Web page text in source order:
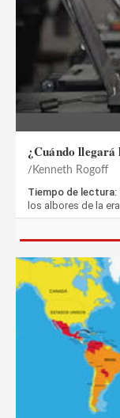
¿Cuándo
Kenneth Rogoff
Tiempo de lectura:
los albores de la